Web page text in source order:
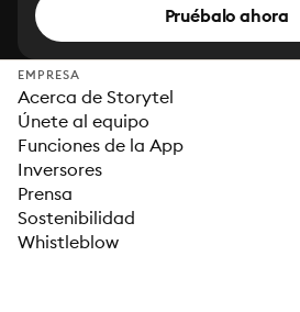
Pruébalo ahora
EMPRESA
Acerca de Storytel
Únete al equipo
Funciones de la App
Inversores
Prensa
Sostenibilidad
Whistleblow